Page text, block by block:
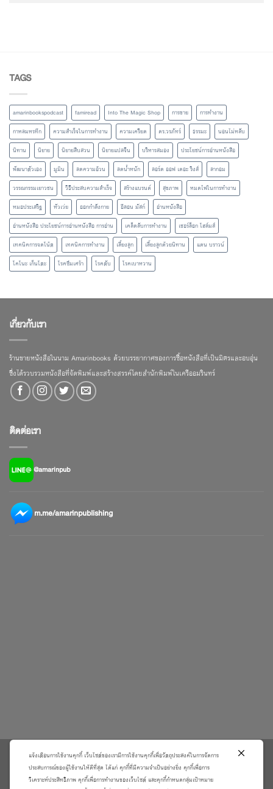
TAGS
amarinbookspodcast famiread Into The Magic Shop การขาย
การทำงาน
กาหลมหรทึก
ความสำเร็จในการทำงาน ความเครียด ดร.วรภัทร์ ธรรมะ
นอนไม่หลับ
นิทาน
นิยาย นิยายสืบสวน นิยายแปลจีน บริหารสมอง
ประโยชน์การอ่านหนังสือ
พัฒนาตัวเอง
มูมิน ลดความอ้วน ลดน้ำหนัก ลอร์ด ออฟ เดอะ ริงส์
ลากอม
วรรณกรรมเยาวชน
วิธีประสบความสำเร็จ สร้างแบรนด์ สุขภาพ
หมดไฟในการทำงาน
หมอประเสริฐ
หัวเว่ย ออกกำลังกาย อีลอน มัสก์
อ่านหนังสือ
อ่านหนังสือ ประโยชน์การอ่านหนังสือ การอ่าน
เคล็ดลับการทำงาน
เชอร์ล็อก โฮล์มส์
เทคนิคการจดโน้ต
เทคนิคการทำงาน เลี้ยงลูก เลี้ยงลูกด้วยนิทาน
แดน บราวน์
โคโนะ เก็นโตะ
โรคซึมเศร้า โรคตับ โรคเบาหวาน
เกี่ยวกับเรา
ร้านขายหนังสือในนาม Amarinbooks ด้วยบรรยากาศของการซื้อหนังสือที่เป็นมิตรและอบอุ่น
ซึ่งได้รวบรวมหนังสือที่จัดพิมพ์และสร้างสรรค์โดยสำนักพิมพ์ในเครืออมรินทร์
ติดต่อเรา
@amarinpub
m.me/amarinpublishing
\
เกี่ยวกับเรา วิธีการสั่งซื้อสินค้าและการรับประกันสินค้า
แจ้งเตือนการใช้งานคุกกี้ เว็บไซต์ของเรามีการใช้งานคุกกี้เพื่อวัตถุประสงค์ในการจัดการ
ประสบการณ์ของผู้ใช้งานให้ดีที่สุด ได้แก่ คุกกี้ที่มีความจำเป็นอย่างยิ่ง คุกกี้เพื่อการ
วิเคราะห์ประสิทธิภาพ คุกกี้เพื่อการทำงานของเว็บไซต์ และคุกกี้กำหนดกลุ่มเป้าหมาย